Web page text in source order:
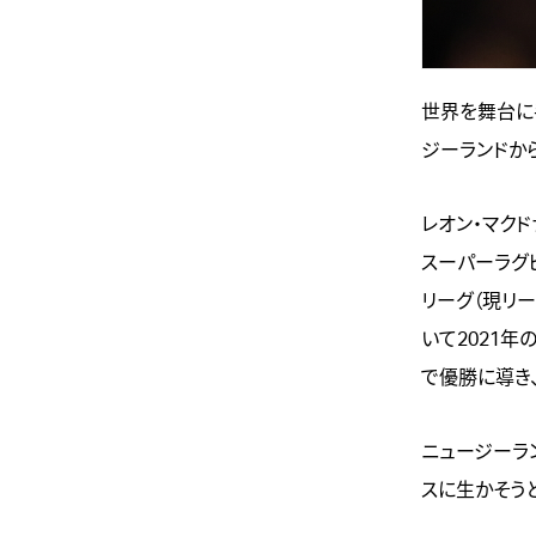
世界を舞台に
ジーランドか
レオン・マク
スーパーラグ
リーグ（現リ
いて2021年の
で優勝に導き
ニュージーラ
スに生かそう